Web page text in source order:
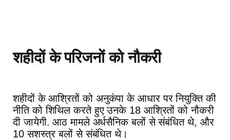
शहीदों के परिजनों को नौकरी
शहीदों के आश्रितों को अनुकंपा के आधार पर नियुक्ति की
नीति को शिथिल करते हुए उनके 18 आश्रितों को नौकरी
दी जायेगी. आठ मामले अर्धसैनिक बलों से संबंधित थे, और
10 सशस्त्र बलों से संबंधित थे।